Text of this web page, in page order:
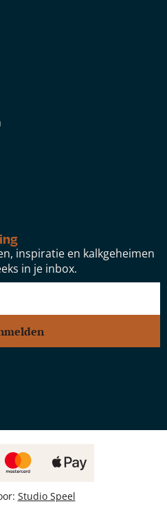
inspiratie en kalkgeheimen
in je inbox.
Studio Speel